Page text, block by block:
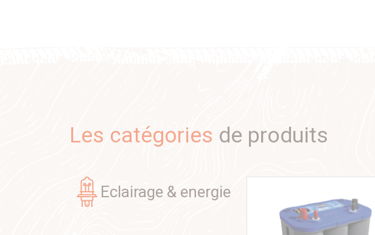
Les catégories de produits
eclairage & energie